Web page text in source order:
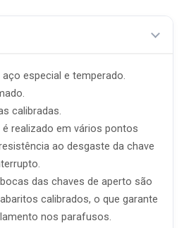
especial e temperado.
calibradas.
realizado em vários pontos
ao desgaste da chave
das chaves de aperto são
calibrados, o que garante
nos parafusos.